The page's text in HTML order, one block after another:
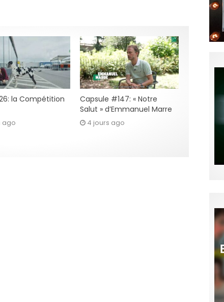
la Compétition
ago
Capsule #147: « Notre
Salut » d’Emmanuel Marre
4 jours ago